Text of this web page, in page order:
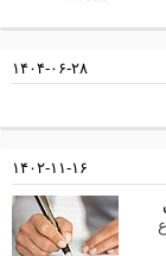
۱۴۰۴-۰۶-۲۸
۱۴۰۲-۱۱-۱۶